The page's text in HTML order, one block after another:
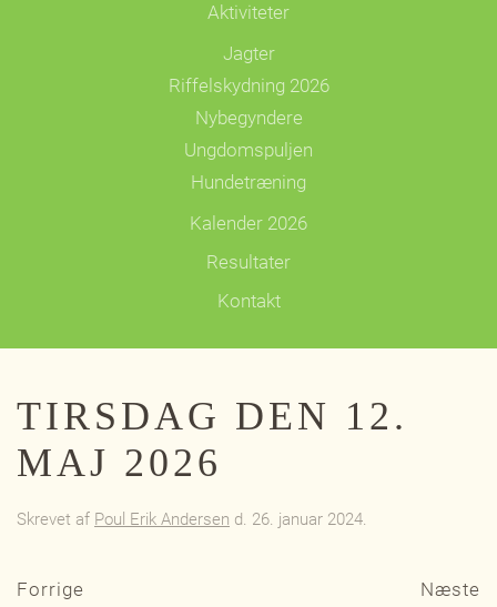
Aktiviteter
Jagter
Riffelskydning 2026
Nybegyndere
Ungdomspuljen
Hundetræning
Kalender 2026
Resultater
Kontakt
TIRSDAG DEN 12.
MAJ 2026
Skrevet af Poul Erik Andersen d. 26. januar 2024.
Forrige Næste